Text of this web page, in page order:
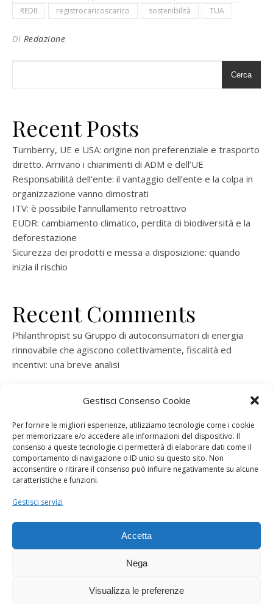
Gestisci Consenso Cookie
Per fornire le migliori esperienze, utilizziamo tecnologie come i cookie
per memorizzare e/o accedere alle informazioni del dispositivo. Il
consenso a queste tecnologie ci permetterà di elaborare dati come il
comportamento di navigazione o ID unici su questo sito. Non
acconsentire o ritirare il consenso può influire negativamente su alcune
caratteristiche e funzioni.
Gestisci servizi
Accetta
Nega
Visualizza le preferenze
REDII
registrocaricoscarico sostenibilità TUA
Di Redazione
Cerca
Recent Posts
Turnberry, UE e USA: origine non preferenziale e trasporto
diretto. Arrivano i chiarimenti di ADM e dell’UE
Responsabilità dell’ente: il vantaggio dell’ente e la colpa in
organizzazione vanno dimostrati
ITV: è possibile l’annullamento retroattivo
EUDR: cambiamento climatico, perdita di biodiversità e la
deforestazione
Sicurezza dei prodotti e messa a disposizione: quando
inizia il rischio
Recent Comments
Philanthropist su Gruppo di autoconsumatori di energia
rinnovabile che agiscono collettivamente, fiscalità ed
incentivi: una breve analisi
rinnovabile che agiscono collettivamente, fiscalità ed
ramatogelsuGruppo di autoconsumatori di energia
rinnovabile che agiscono collettivamente, fiscalità ed
incentivi: una breve analisi
consorzio per la produzione di energia elettrica
Dogana Sostenibile 2026 ©